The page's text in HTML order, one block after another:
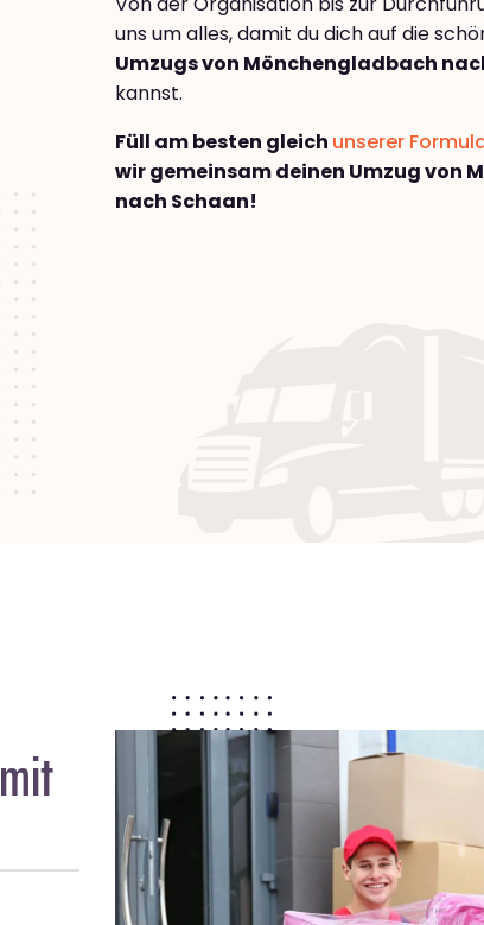
uns um alles, damit du dich auf die
Umzugs von Mönchengladbach
kannst.
Füll am besten gleich unserer
wir gemeinsam deinen Umzug von
nach Schaan!
mit